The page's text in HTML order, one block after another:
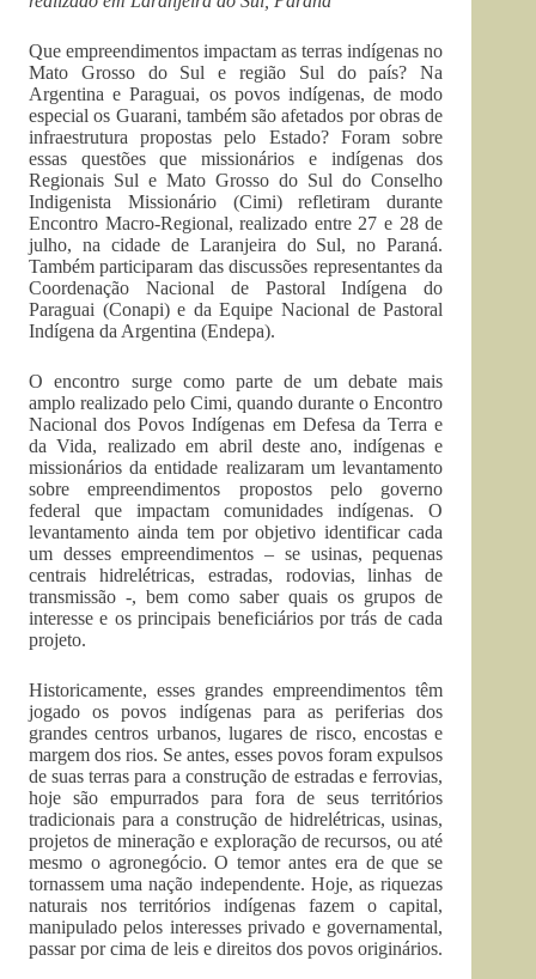
Que empreendimentos impactam as terras indígenas no
Mato Grosso do Sul e região Sul do país? Na
Argentina e Paraguai, os povos indígenas, de modo
especial os Guarani, também são afetados por obras de
infraestrutura propostas pelo Estado? Foram sobre
essas questões que missionários e indígenas dos
Regionais Sul e Mato Grosso do Sul do Conselho
Indigenista Missionário (Cimi) refletiram durante
Encontro Macro-Regional, realizado entre 27 e 28 de
julho, na cidade de Laranjeira do Sul, no Paraná.
Também participaram das discussões representantes da
Coordenação Nacional de Pastoral Indígena do
Paraguai (Conapi) e da Equipe Nacional de Pastoral
Indígena da Argentina (Endepa).
O encontro surge como parte de um debate mais
amplo realizado pelo Cimi, quando durante o Encontro
Nacional dos Povos Indígenas em Defesa da Terra e
da Vida, realizado em abril deste ano, indígenas e
missionários da entidade realizaram um levantamento
sobre empreendimentos propostos pelo governo
federal que impactam comunidades indígenas. O
levantamento ainda tem por objetivo identificar cada
um desses empreendimentos – se usinas, pequenas
centrais hidrelétricas, estradas, rodovias, linhas de
transmissão -, bem como saber quais os grupos de
interesse e os principais beneficiários por trás de cada
projeto.
Historicamente, esses grandes empreendimentos têm
jogado os povos indígenas para as periferias dos
grandes centros urbanos, lugares de risco, encostas e
margem dos rios. Se antes, esses povos foram expulsos
de suas terras para a construção de estradas e ferrovias,
hoje são empurrados para fora de seus territórios
tradicionais para a construção de hidrelétricas, usinas,
projetos de mineração e exploração de recursos, ou até
mesmo o agronegócio. O temor antes era de que se
tornassem uma nação independente. Hoje, as riquezas
naturais nos territórios indígenas fazem o capital,
manipulado pelos interesses privado e governamental,
passar por cima de leis e direitos dos povos originários.